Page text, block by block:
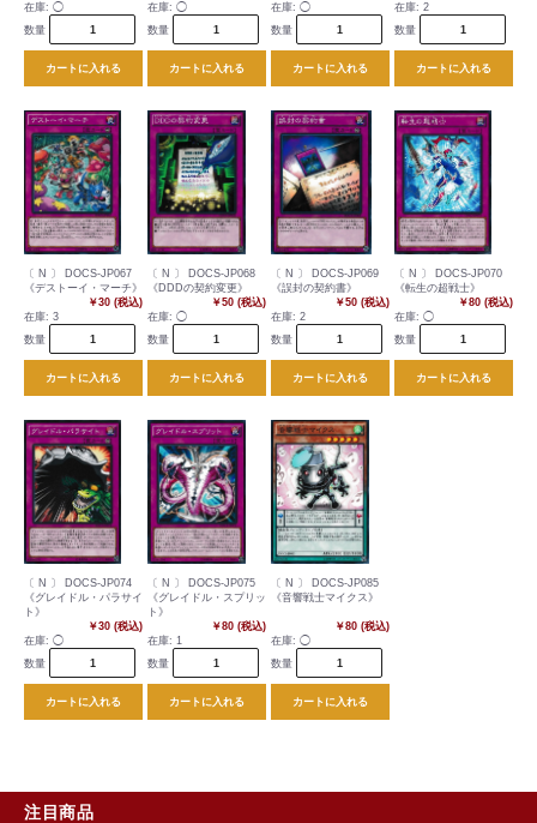
在庫: ◯
数量
カートに入れる
在庫: ◯
数量
カートに入れる
在庫: ◯
数量
カートに入れる
在庫: 2
数量
カートに入れる
〔 N 〕 DOCS-JP067
《デストーイ・マーチ》
￥30 (税込)
在庫: 3
数量
カートに入れる
〔 N 〕 DOCS-JP068
《DDDの契約変更》
￥50 (税込)
在庫: ◯
数量
カートに入れる
〔 N 〕 DOCS-JP069
《誤封の契約書》
￥50 (税込)
在庫: 2
数量
カートに入れる
〔 N 〕 DOCS-JP070
《転生の超戦士》
￥80 (税込)
在庫: ◯
数量
カートに入れる
〔 N 〕 DOCS-JP074
《グレイドル・パラサイ
ト》
￥30 (税込)
在庫: ◯
数量
カートに入れる
〔 N 〕 DOCS-JP075
《グレイドル・スプリッ
ト》
￥80 (税込)
在庫: 1
数量
カートに入れる
〔 N 〕 DOCS-JP085
《音響戦士マイクス》
￥80 (税込)
在庫: ◯
数量
カートに入れる
注目商品